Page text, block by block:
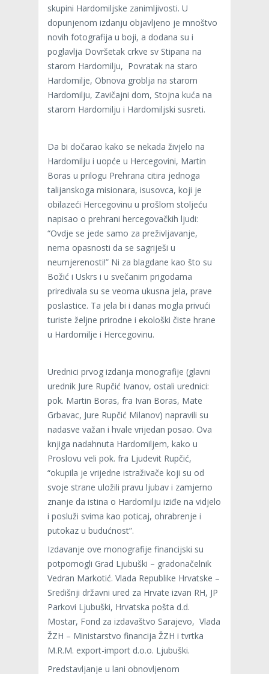
skupini Hardomiljske zanimljivosti. U
dopunjenom izdanju objavljeno je mnoštvo
novih fotografija u boji, a dodana su i
poglavlja Dovršetak crkve sv Stipana na
starom Hardomilju, Povratak na staro
Hardomilje, Obnova groblja na starom
Hardomilju, Zavičajni dom, Stojna kuća na
starom Hardomilju i Hardomiljski susreti.
Da bi dočarao kako se nekada živjelo na
Hardomilju i uopće u Hercegovini, Martin
Boras u prilogu Prehrana citira jednoga
talijanskoga misionara, isusovca, koji je
obilazeći Hercegovinu u prošlom stoljeću
napisao o prehrani hercegovačkih ljudi:
“Ovdje se jede samo za preživljavanje,
nema opasnosti da se sagriješi u
neumjerenosti!” Ni za blagdane kao što su
Božić i Uskrs i u svečanim prigodama
priredivala su se veoma ukusna jela, prave
poslastice. Ta jela bi i danas mogla privući
turiste željne prirodne i ekološki čiste hrane
u Hardomilje i Hercegovinu.
Urednici prvog izdanja monografije (glavni
urednik Jure Rupčić Ivanov, ostali urednici:
pok. Martin Boras, fra Ivan Boras, Mate
Grbavac, Jure Rupčić Milanov) napravili su
nadasve važan i hvale vrijedan posao. Ova
knjiga nadahnuta Hardomiljem, kako u
Proslovu veli pok. fra Ljudevit Rupčić,
“okupila je vrijedne istraživače koji su od
svoje strane uložili pravu ljubav i zamjerno
znanje da istina o Hardomilju iziđe na vidjelo
i posluži svima kao poticaj, ohrabrenje i
putokaz u budućnost”.
Izdavanje ove monografije financijski su
potpomogli Grad Ljubuški – gradonačelnik
Vedran Markotić. Vlada Republike Hrvatske –
Središnji državni ured za Hrvate izvan RH, JP
Parkovi Ljubuški, Hrvatska pošta d.d.
Mostar, Fond za izdavaštvo Sarajevo, Vlada
ŽZH – Ministarstvo financija ŽZH i tvrtka
M.R.M. export-import d.o.o. Ljubuški.
Predstavljanje u lani obnovljenom